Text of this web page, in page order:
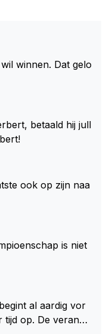
winnen. Dat gelo
betaald hij jull
ook op zijn naa
is niet
al aardig vor
op. De verande